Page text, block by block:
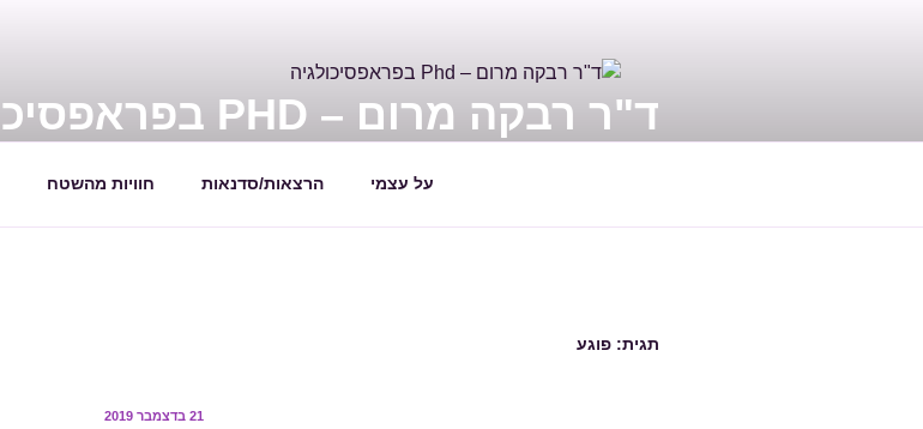
ד"ר רבקה מרום – PHD בפראפסיכולגיה
על עצמי הרצאות/סדנאות חוויות מהשטח
תגית: פוגע
פורסם
21 בדצמבר 2019